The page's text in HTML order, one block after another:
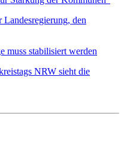
Landesregierung, den
muss stabilisiert werden
NRW sieht die